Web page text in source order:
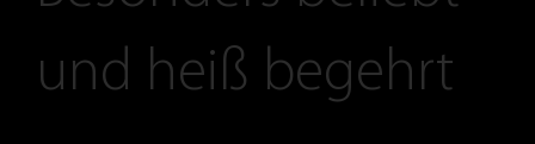
und heiß begehrt